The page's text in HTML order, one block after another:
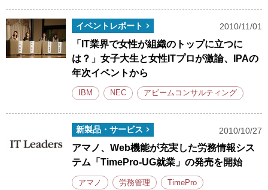
イベントレポート 2010/11/01
「IT業界で女性が組織のトップに立つに
は？」女子大生と女性ITプロが激論、IPAの
年次イベントから
IBM NEC アビームコンサルティング
新製品・サービス 2010/10/27
アマノ、Web機能が充実した労務情報シス
テム「TimePro-UG就業」の発売を開始
アマノ 労務管理 TimePro